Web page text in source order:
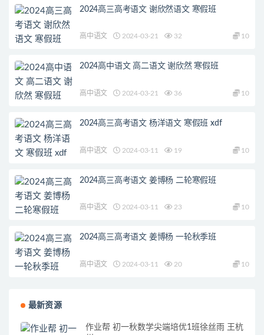
2024高三高考语文 谢欣然语文 寒假班
高中语文 2024-03-21 32 10
2024高中语文 高二语文 谢欣然 寒假班
高中语文 2024-03-21 36 10
2024高三高考语文 杨洋语文 寒假班 xdf
高中语文 2024-03-11 19 10
2024高三高考语文 姜博杨 二轮寒假班
高中语文 2024-03-11 23 10
2024高三高考语文 姜博杨 一轮秋季班
高中语文 2024-03-11 20 10
最新资源
作业帮 初一秋数学尖端培优1班徐丝雨 王杭